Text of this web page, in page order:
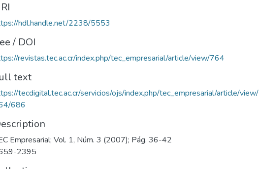
hdl.handle.net/2238/5553
/ DOI
revistas.tec.ac.cr/index.php/tec_empresarial/article/view/764
text
tecdigital.tec.ac.cr/servicios/ojs/index.php/tec_empresarial/article/view/
686
Empresarial; Vol. 1, Núm. 3 (2007); Pág. 36-42
2395